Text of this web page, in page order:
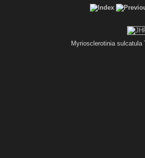
Myriosclerotinia